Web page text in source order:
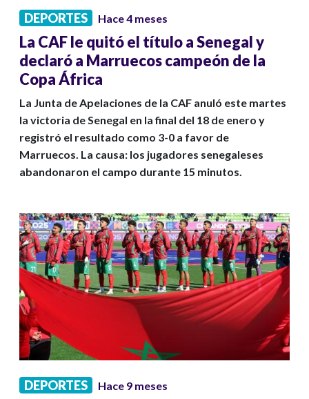
DEPORTES Hace 4 meses
La CAF le quitó el título a Senegal y
declaró a Marruecos campeón de la
Copa África
La Junta de Apelaciones de la CAF anuló este martes
la victoria de Senegal en la final del 18 de enero y
registró el resultado como 3-0 a favor de
Marruecos. La causa: los jugadores senegaleses
abandonaron el campo durante 15 minutos.
DEPORTES Hace 9 meses